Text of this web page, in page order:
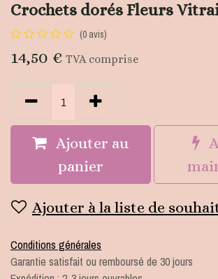
Crochets dorés Fleurs
(0 avis)
14,50 € TVA comprise
Ajouter au
panier
Ajouter à la liste de
Conditions générales
Garantie satisfait ou remboursé de 30 jours